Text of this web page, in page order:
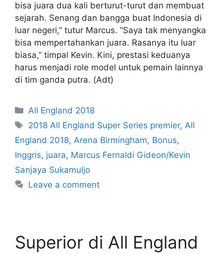
bisa juara dua kali berturut-turut dan membuat
sejarah. Senang dan bangga buat Indonesia di
luar negeri,” tutur Marcus. “Saya tak menyangka
bisa mempertahankan juara. Rasanya itu luar
biasa,” timpal Kevin. Kini, prestasi keduanya
harus menjadi role model untuk pemain lainnya
di tim ganda putra. (Adt)
All England 2018
2018 All England Super Series premier,All
England 2018, Arena Birmingham, Bonus,
Inggris, juara, Marcus Fernaldi Gideon/Kevin
Sanjaya Sukamuljo
Leave a comment
Superior di All England